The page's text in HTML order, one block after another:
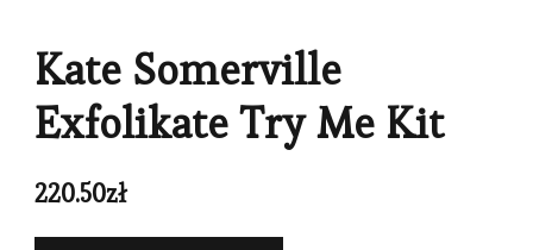
Kate Somerville
Exfolikate Try Me Kit
220.50zł